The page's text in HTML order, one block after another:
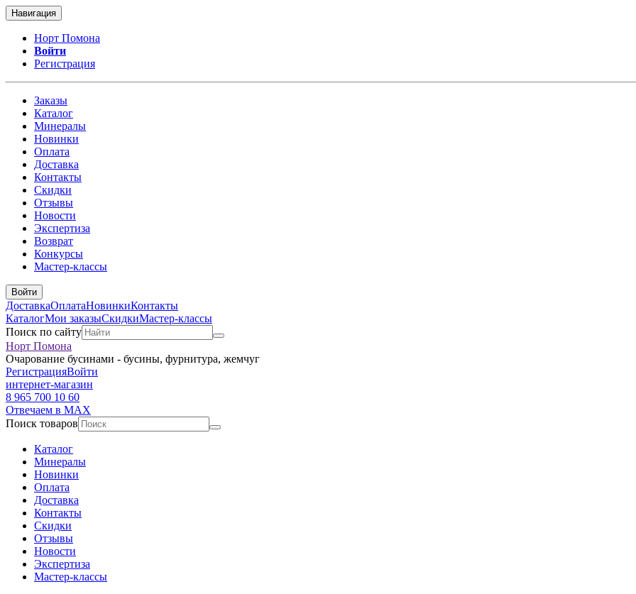
Навигация
Норт Помона
Войти
Регистрация
Заказы
Каталог
Минералы
Новинки
Оплата
Доставка
Контакты
Скидки
Отзывы
Новости
Экспертиза
Возврат
Конкурсы
Мастер-классы
Войти
ДоставкаОплатаНовинкиКонтакты
КаталогМои заказыСкидкиМастер-классы
Поиск по сайту
Норт Помона
Очарование бусинами - бусины, фурнитура, жемчуг
РегистрацияВойти
интернет-магазин
8 965 700 10 60
Отвечаем в MAX
Поиск товаров
Каталог
Минералы
Новинки
Оплата
Доставка
Контакты
Скидки
Отзывы
Новости
Экспертиза
Мастер-классы